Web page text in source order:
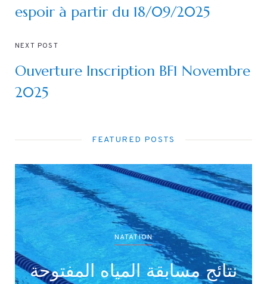
espoir à partir du 18/09/2025
NEXT POST
Ouverture Inscription BF1 Novembre
2025
FEATURED POSTS
NATATION
نتائج مسابقة المياه المفتوحة